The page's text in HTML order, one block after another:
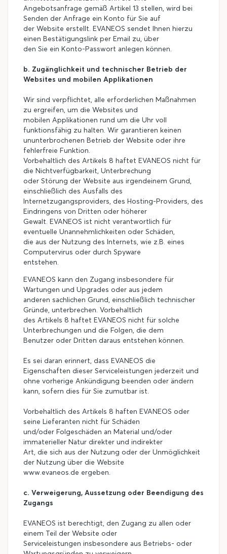
Angebotsanfrage gemäß Artikel 13 stellen, wird bei
Senden der Anfrage ein Konto für Sie auf
der Website erstellt. EVANEOS sendet Ihnen hierzu
einen Bestätigungslink per Email zu, über
den Sie ein Konto-Passwort anlegen können.
b. Zugänglichkeit und technischer Betrieb der
Websites und mobilen Applikationen
Wir sind verpflichtet, alle erforderlichen Maßnahmen
zu ergreifen, um die Websites und
mobilen Applikationen rund um die Uhr voll
funktionsfähig zu halten. Wir garantieren keinen
ununterbrochenen Betrieb der Website oder ihre
fehlerfreie Funktion.
Vorbehaltlich des Artikels 8 haftet EVANEOS nicht für
die Nichtverfügbarkeit, Unterbrechung
oder Störung der Website aus irgendeinem Grund,
einschließlich des Ausfalls des
Internetzugangsproviders, des Hosting-Providers, des
Eindringens von Dritten oder höherer
Gewalt. EVANEOS ist nicht verantwortlich für
eventuelle Unannehmlichkeiten oder Schäden,
die aus der Nutzung des Internets, wie z.B. eines
Computervirus oder durch Spyware
entstehen.
EVANEOS kann den Zugang insbesondere für
Wartungen und Upgrades oder aus jedem
anderen sachlichen Grund, einschließlich technischer
Gründe, unterbrechen. Vorbehaltlich
des Artikels 8 haftet EVANEOS nicht für solche
Unterbrechungen und die Folgen, die dem
Benutzer oder Dritten daraus entstehen können.
Es sei daran erinnert, dass EVANEOS die
Eigenschaften dieser Serviceleistungen jederzeit und
ohne vorherige Ankündigung beenden oder ändern
kann, sofern dies für Sie zumutbar ist.
Vorbehaltlich des Artikels 8 haften EVANEOS oder
seine Lieferanten nicht für Schäden
und/oder Folgeschäden an Material und/oder
immaterieller Natur direkter und indirekter
Art, die sich aus der Nutzung oder der Unmöglichkeit
der Nutzung über die Website
www.evaneos.de ergeben.
c. Verweigerung, Aussetzung oder Beendigung des
Zugangs
EVANEOS ist berechtigt, den Zugang zu allen oder
einem Teil der Website oder
Serviceleistungen insbesondere aus Betriebs- oder